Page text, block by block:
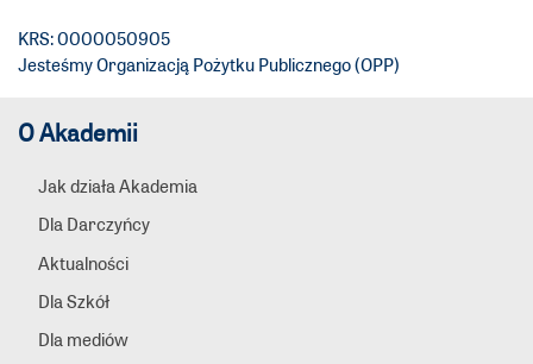
KRS: 0000050905
Jesteśmy Organizacją Pożytku Publicznego (OPP)
O Akademii
Jak działa Akademia
Dla Darczyńcy
Aktualności
Dla Szkół
Dla mediów